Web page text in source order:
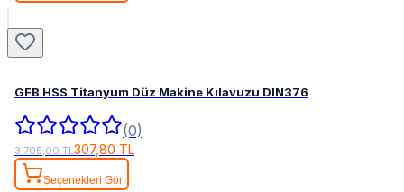
GFB HSS Titanyum Düz Makine Kılavuzu DIN376
(0)
3.705,00 TL307,80 TL
Seçenekleri Gör